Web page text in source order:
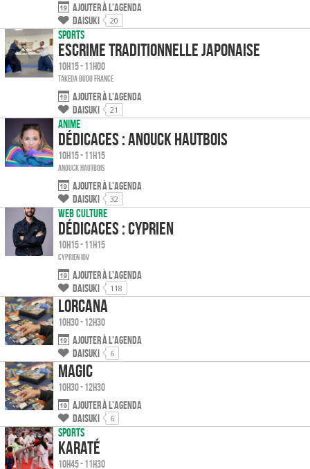
Ajouter à l'agenda
Daisuki
20
Sports
Escrime traditionnelle japonaise
10h15 - 11h00
Takeda Budo France
Ajouter à l'agenda
Daisuki
21
Anime
Dédicaces : Anouck Hautbois
10h15 - 11h15
Anouck HAUTBOIS
Ajouter à l'agenda
Daisuki
32
Web culture
Dédicaces : Cyprien
10h15 - 11h15
Cyprien IOV
Ajouter à l'agenda
Daisuki
118
Lorcana
10h30 - 12h30
Ajouter à l'agenda
Daisuki
6
Magic
10h30 - 12h30
Ajouter à l'agenda
Daisuki
6
Sports
Karaté
10h45 - 11h30